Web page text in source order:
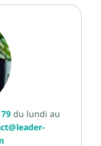
du lundi au